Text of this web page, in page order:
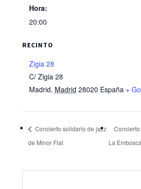
Hora:
20:00
RECINTO
Zigia 28
C/ Zigia 28
Madrid, Madrid 28020 España +
Concierto solidario de jazz
de Minor Flat
La